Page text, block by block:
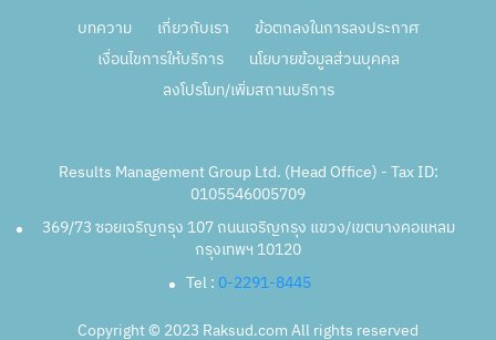
บทความ เกี่ยวกับเรา
ข้อตกลงในการลงประกาศ
เงื่อนไขการให้บริการ
นโยบายข้อมูลส่วนบุคคล
ลงโปรโมท/เพิ่มสถานบริการ
Results Management Group Ltd. (Head Office) - Tax ID:
0105546005709
369/73 ซอยเจริญกรุง 107 ถนนเจริญกรุง แขวง/เขตบางคอแหลม
กรุงเทพฯ 10120
Tel : 0-2291-8445
Copyright © 2023 Raksud.com All rights reserved